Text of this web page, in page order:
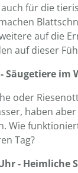
auch für die
auf die
auf dieser
Säugetiere im
oder
haben
Wie
Tag?
- Heimliche